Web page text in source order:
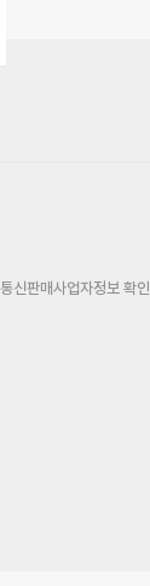
통신판매사업자정보 확인